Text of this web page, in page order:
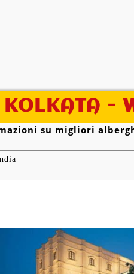
-
su migliori